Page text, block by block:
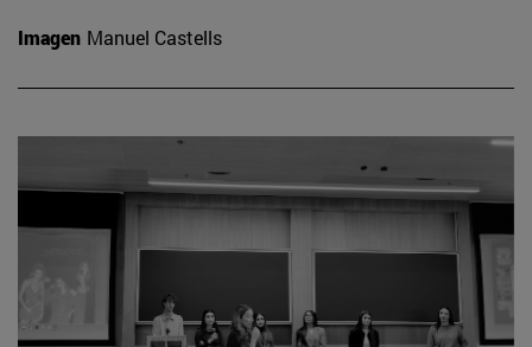
Imagen Manuel Castells